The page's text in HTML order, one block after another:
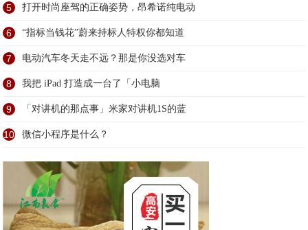
5 打开时尚座驾的正确姿势，昂希诺纯电动
6 “指标当钱花”蔚来持标人特权你都知道
7 电动汽车冬天走不远？那是你没选对车
8 我把 iPad 打造成一台了「小电脑
9 「对讲机的那点事」米家对讲机1S的蓝
10 微信小程序是什么？